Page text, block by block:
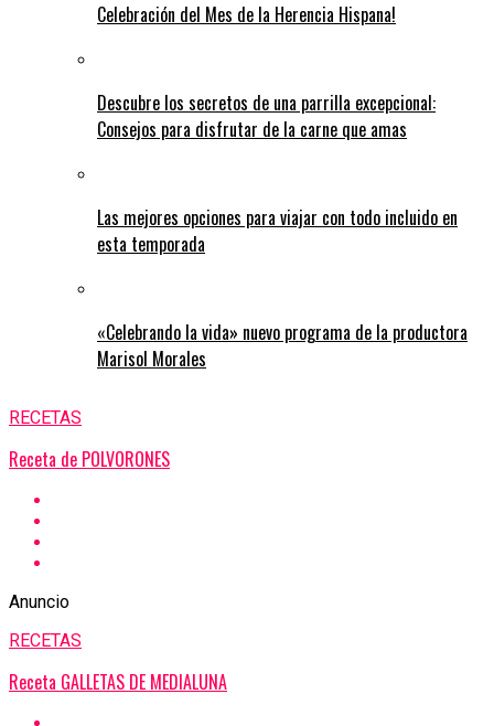
Celebración del Mes de la Herencia Hispana!
Descubre los secretos de una parrilla excepcional:
Consejos para disfrutar de la carne que amas
Las mejores opciones para viajar con todo incluido en
esta temporada
«Celebrando la vida» nuevo programa de la productora
Marisol Morales
RECETAS
Receta de POLVORONES
Anuncio
RECETAS
Receta GALLETAS DE MEDIALUNA